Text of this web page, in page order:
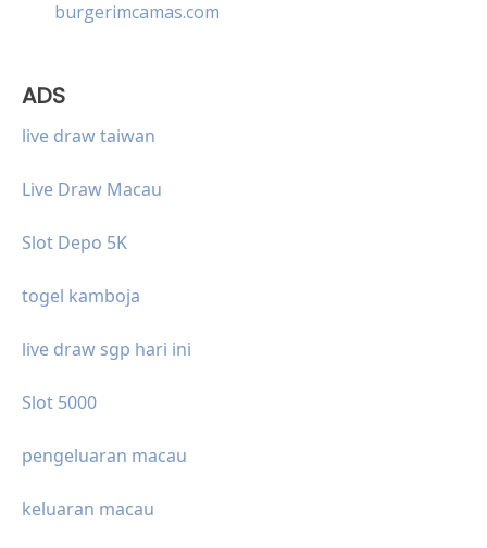
burgerimcamas.com
ADS
live draw taiwan
Live Draw Macau
Slot Depo 5K
togel kamboja
live draw sgp hari ini
Slot 5000
pengeluaran macau
keluaran macau